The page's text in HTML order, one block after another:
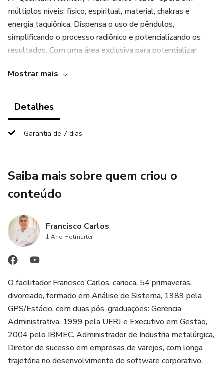
múltiplos níveis: físico, espiritual, material, chakras e
energia taquiônica. Dispensa o uso de pêndulos,
simplificando o processo radiônico e potencializando os
resultados. Com uma área exclusiva para potencializar
garante uma transmissão energética precisa e eficaz. O
impresso e mentoria contínua, garantindo que você utilize
dispositivos radiônicos tradicionais. A integração de
tecnologia holográfica e energia taquiônica eleva os
experiência transformadora e altamente eficiente.
Acompanha a mesa um cristal personalizado de quartzo
transparente, que amplifica ainda mais a energia. O
que você esteja pronto para usar a mesa desde o primeiro
dia. Além disso, a mentoria contínua oferece todo o
suporte necessário para que você domine completamente
esta tecnologia revolucionária.
Liberte o poder da cura radiônica com a "Quantum Harmony
MultiPsionic Table". Este dispositivo representa o auge da
Mostrar mais
Detalhes
Garantia de 7 dias
Saiba mais sobre quem criou o
conteúdo
Francisco Carlos
1 Ano Hotmarter
O facilitador Francisco Carlos, carioca, 54 primaveras,
divorciado, formado em Análise de Sistema, 1989 pela
GPS/Estácio, com duas pós-graduações: Gerencia
Administrativa, 1999 pela UFRJ e Executivo em Gestão,
2004 pelo IBMEC. Administrador de Industria metalúrgica,
Diretor de sucesso em empresas de varejos, com longa
trajetória no desenvolvimento de software corporativo.